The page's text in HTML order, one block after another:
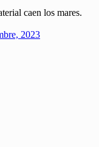
caen los mares.
2023